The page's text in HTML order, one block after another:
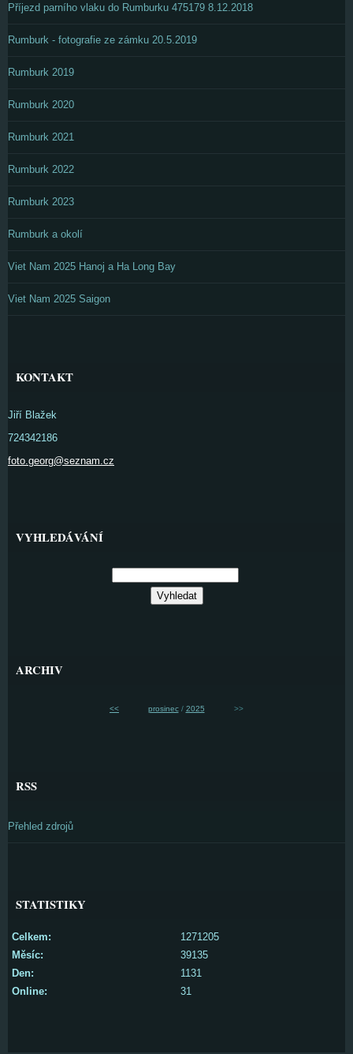
Příjezd parního vlaku do Rumburku 475179 8.12.2018
Rumburk - fotografie ze zámku 20.5.2019
Rumburk 2019
Rumburk 2020
Rumburk 2021
Rumburk 2022
Rumburk 2023
Rumburk a okolí
Viet Nam 2025 Hanoj a Ha Long Bay
Viet Nam 2025 Saigon
KONTAKT
Jiří Blažek
724342186
foto.georg@seznam.cz
VYHLEDÁVÁNÍ
ARCHIV
<< prosinec/ 2025 >>
RSS
Přehled zdrojů
STATISTIKY
Online: 31
Celkem:
1271205
Měsíc:
39135
Den:
1131